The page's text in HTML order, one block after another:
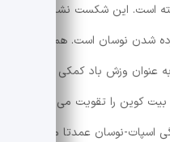
است. این شکست نشانه
شدن نوسان است. همزمان،
عنوان وزش باد کمکی عمل
کوین را تقویت می کند.
اسپات-نوسان عمدتا منفی